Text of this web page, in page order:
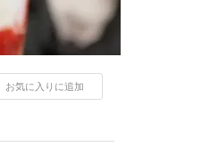
お気に入りに追加